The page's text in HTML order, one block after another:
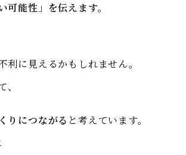
可能性」を伝えます。
利に見えるかもしれません。
りにつながる と考えています。